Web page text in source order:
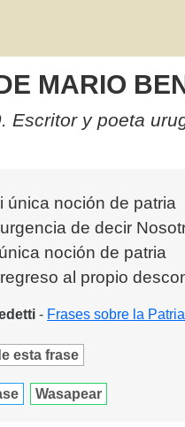
MARIO
Escritor y poeta
única noción de patria
de decir
noción de patria
al propio
- Frases sobre la Patria
esta frase
Wasapear